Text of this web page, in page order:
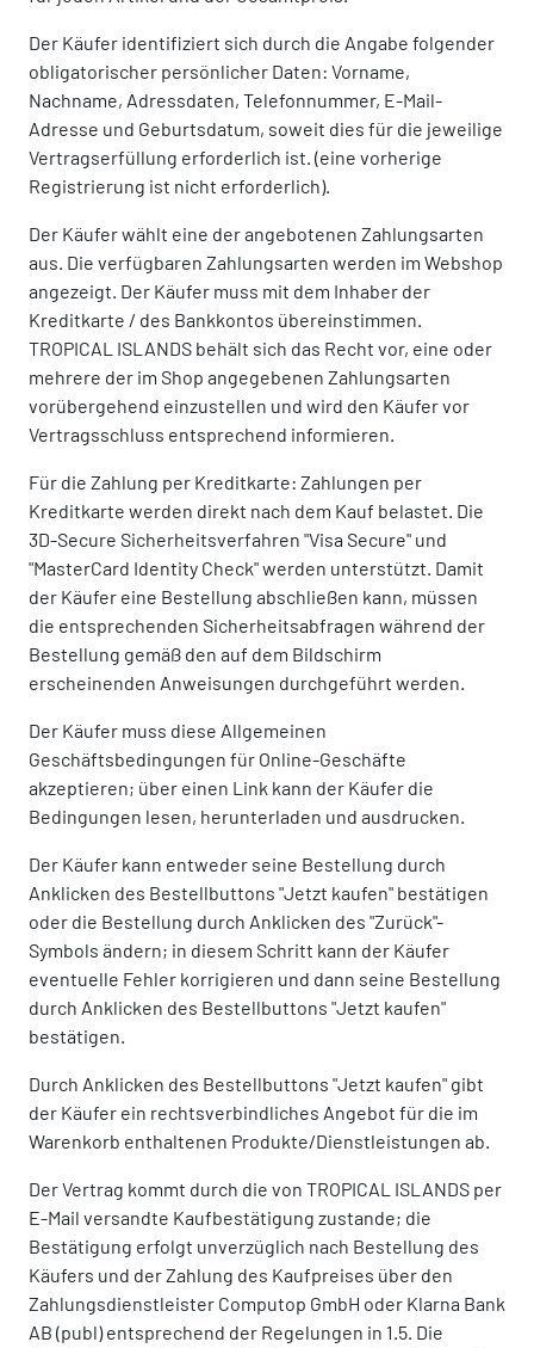
Der Käufer identifiziert sich durch die Angabe folgender
obligatorischer persönlicher Daten: Vorname,
Nachname, Adressdaten, Telefonnummer, E-Mail-
Adresse und Geburtsdatum, soweit dies für die jeweilige
Vertragserfüllung erforderlich ist. (eine vorherige
Registrierung ist nicht erforderlich).
Der Käufer wählt eine der angebotenen Zahlungsarten
aus. Die verfügbaren Zahlungsarten werden im Webshop
angezeigt. Der Käufer muss mit dem Inhaber der
Kreditkarte / des Bankkontos übereinstimmen.
TROPICAL ISLANDS behält sich das Recht vor, eine oder
mehrere der im Shop angegebenen Zahlungsarten
vorübergehend einzustellen und wird den Käufer vor
Vertragsschluss entsprechend informieren.
Für die Zahlung per Kreditkarte: Zahlungen per
Kreditkarte werden direkt nach dem Kauf belastet. Die
3D-Secure Sicherheitsverfahren "Visa Secure" und
"MasterCard Identity Check" werden unterstützt. Damit
der Käufer eine Bestellung abschließen kann, müssen
die entsprechenden Sicherheitsabfragen während der
Bestellung gemäß den auf dem Bildschirm
erscheinenden Anweisungen durchgeführt werden.
Der Käufer muss diese Allgemeinen
Geschäftsbedingungen für Online-Geschäfte
akzeptieren; über einen Link kann der Käufer die
Bedingungen lesen, herunterladen und ausdrucken.
Der Käufer kann entweder seine Bestellung durch
Anklicken des Bestellbuttons "Jetzt kaufen" bestätigen
oder die Bestellung durch Anklicken des "Zurück"-
Symbols ändern; in diesem Schritt kann der Käufer
eventuelle Fehler korrigieren und dann seine Bestellung
durch Anklicken des Bestellbuttons "Jetzt kaufen"
bestätigen.
Durch Anklicken des Bestellbuttons "Jetzt kaufen" gibt
der Käufer ein rechtsverbindliches Angebot für die im
Warenkorb enthaltenen Produkte/Dienstleistungen ab.
Der Vertrag kommt durch die von TROPICAL ISLANDS per
E-Mail versandte Kaufbestätigung zustande; die
Bestätigung erfolgt unverzüglich nach Bestellung des
Käufers und der Zahlung des Kaufpreises über den
Zahlungsdienstleister Computop GmbH oder Klarna Bank
AB (publ) entsprechend der Regelungen in 1.5. Die